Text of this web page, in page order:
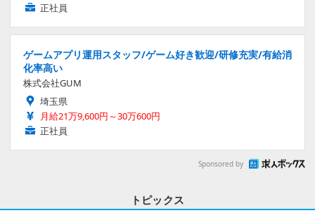
正社員
ゲームアプリ運用スタッフ/ゲーム好き歓迎/研修充実/有給消
化率高い
株式会社GUM
埼玉県
月給21万9,600円～30万600円
正社員
Sponsored by
トピックス